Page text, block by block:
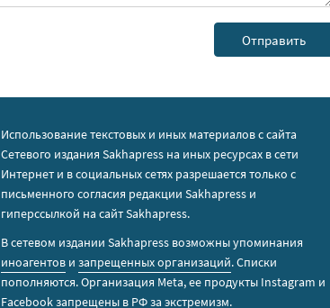
Использование текстовых и иных материалов с сайта
Сетевого издания Sakhapress на иных ресурсах в сети
Интернет и в социальных сетях разрешается только с
письменного согласия редакции Sakhapress и
гиперссылкой на сайт Sakhapress.
В сетевом издании Sakhapress возможны упоминания
иноагентов изапрещенных организаций. Списки
пополняются. Организация Metа, ее продукты Instagram и
Facebook запрещены в РФ за экстремизм.